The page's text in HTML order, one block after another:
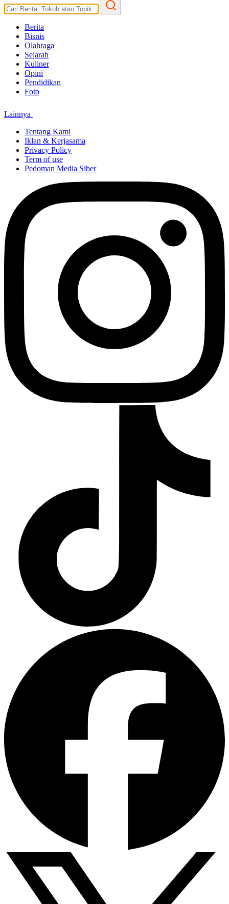
Berita
Bisnis
Olahraga
Sejarah
Kuliner
Opini
Pendidikan
Foto
Lainnya
Tentang Kami
Iklan & Kerjasama
Privacy Policy
Term of use
Pedoman Media Siber